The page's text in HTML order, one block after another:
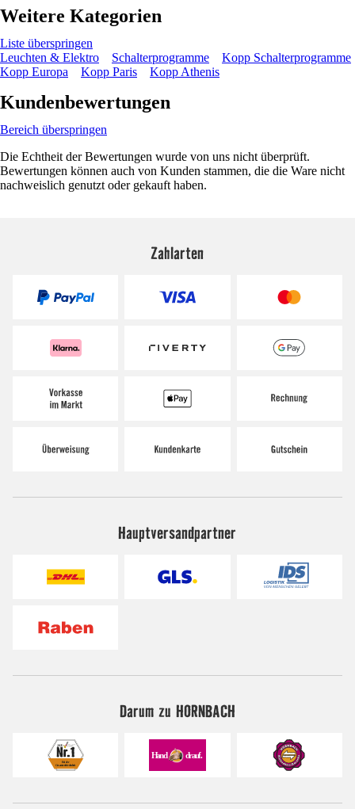
Weitere Kategorien
Liste überspringen
Leuchten & Elektro
Schalterprogramme
Kopp Schalterprogramme
Kopp Europa
Kopp Paris Kopp Athenis
Kundenbewertungen
Bereich überspringen
Die Echtheit der Bewertungen wurde von uns nicht überprüft.
Bewertungen können auch von Kunden stammen, die die Ware nicht
nachweislich genutzt oder gekauft haben.
Zahlarten
Hauptversandpartner
Darum zu HORNBACH